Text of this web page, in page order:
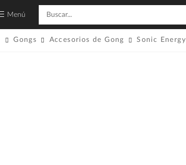
Menú
Gongs Accesorios de Gong Sonic Energy